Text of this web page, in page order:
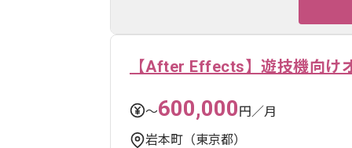
【After Effects】遊技機向け
〜600,000円／月
岩本町（東京都）